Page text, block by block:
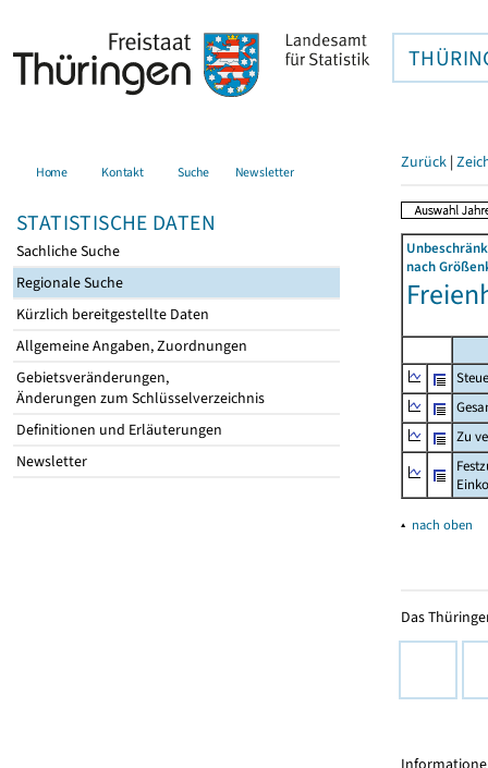
Home Kontakt Suche Newsletter
STATISTISCHE DATEN
Sachliche Suche
Regionale Suche
Kürzlich bereitgestellte Daten
Allgemeine Angaben, Zuordnungen
Gebietsveränderungen,
Änderungen zum Schlüsselverzeichnis
Definitionen und Erläuterungen
Newsletter
Zurück |
nach
Zu
▴ nach oben
Das